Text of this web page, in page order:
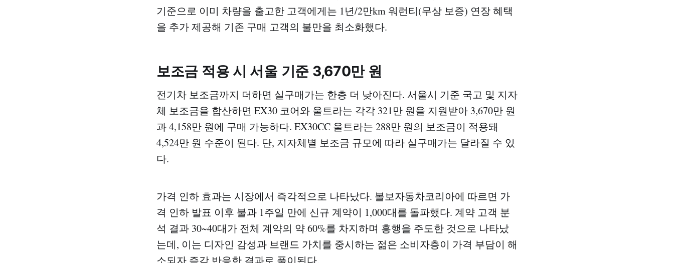
기준으로 이미 차량을 출고한 고객에게는 1년/2만km 워런티(무상 보증) 연장 혜택
을 추가 제공해 기존 구매 고객의 불만을 최소화했다.
보조금 적용 시 서울 기준 3,670만 원
전기차 보조금까지 더하면 실구매가는 한층 더 낮아진다. 서울시 기준 국고 및 지자
체 보조금을 합산하면 EX30 코어와 울트라는 각각 321만 원을 지원받아 3,670만 원
과 4,158만 원에 구매 가능하다. EX30CC 울트라는 288만 원의 보조금이 적용돼
4,524만 원 수준이 된다. 단, 지자체별 보조금 규모에 따라 실구매가는 달라질 수 있
다.
가격 인하 효과는 시장에서 즉각적으로 나타났다. 볼보자동차코리아에 따르면 가
격 인하 발표 이후 불과 1주일 만에 신규 계약이 1,000대를 돌파했다. 계약 고객 분
석 결과 30~40대가 전체 계약의 약 60%를 차지하며 흥행을 주도한 것으로 나타났
는데, 이는 디자인 감성과 브랜드 가치를 중시하는 젊은 소비자층이 가격 부담이 해
소되자 즉각 반응한 결과로 풀이된다.